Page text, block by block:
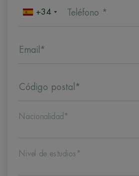
+34 Teléfono *
Email*
Código postal*
Nacionalidad*
Nivel de estudios*